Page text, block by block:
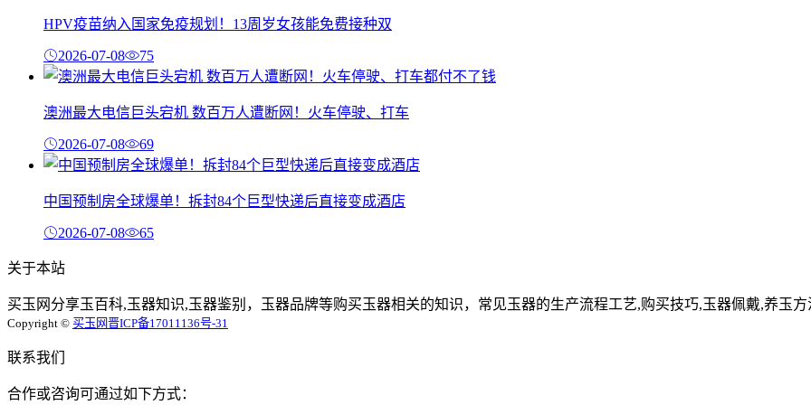
HPV疫苗纳入国家免疫规划！13周岁女孩能免费接种双
2026-07-08 75
澳洲最大电信巨头宕机 数百万人遭断网！火车停驶、打车
2026-07-08 69
中国预制房全球爆单！拆封84个巨型快递后直接变成酒店
2026-07-08 65
关于本站
买玉网分享玉百科,玉器知识,玉器鉴别，玉器品牌等购买玉器相关的知识，常见玉器的生产流程工艺,购买技巧,玉器佩戴,养玉方
Copyright © 买玉网晋ICP备17011136号-31
联系我们
合作或咨询可通过如下方式：